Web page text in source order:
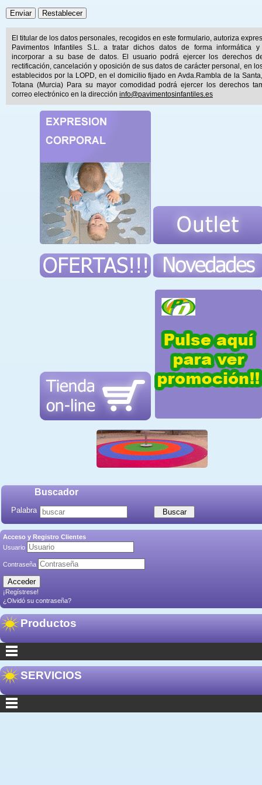
Buscador
Palabra
Acceso y Registro Clientes
Usuario
Contraseña
¡Regístrese!
¿Olvidó su contraseña?
Productos
SERVICIOS
El titular de los datos personales, recogidos en este formulario, autoriza
Pavimentos Infantiles S.L. a tratar dichos datos de forma informática y
incorporar a su base de datos. El usuario podrá ejercer los derechos
rectificación, cancelación y oposición de sus datos de carácter personal, en
establecidos por la LOPD, en el domicilio fijado en Avda.Rambla de la
Totana (Murcia) Para su mayor comodidad podrá ejercer los derechos
correo electrónico en la dirección info@pavimentosinfantiles.es